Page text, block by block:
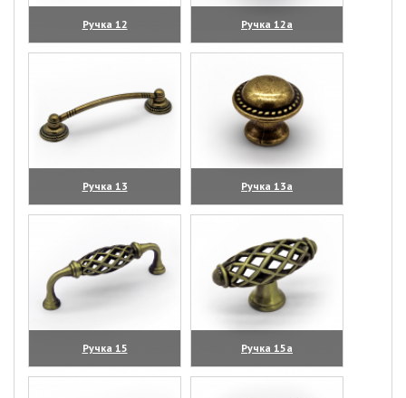
Ручка 12
(увеличить)
Ручка 12а
(увеличить)
Ручка 13
(увеличить)
Ручка 13а
(увеличить)
Ручка 15
(увеличить)
Ручка 15а
(увеличить)